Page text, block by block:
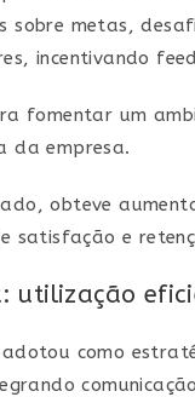
sobre metas,
incentivando
fomentar um
da empresa.
obteve
satisfação e
utilização
como